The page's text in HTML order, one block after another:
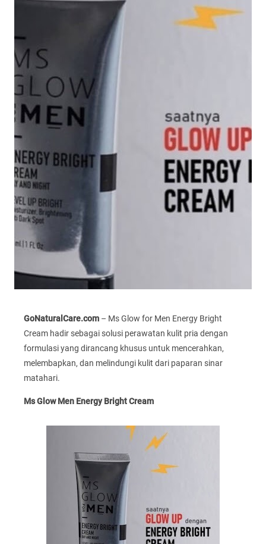
GoNaturalCare.com – Ms Glow for Men Energy Bright
Cream hadir sebagai solusi perawatan kulit pria dengan
formulasi yang dirancang khusus untuk mencerahkan,
melembapkan, dan melindungi kulit dari paparan sinar
matahari.
Ms Glow Men Energy Bright Cream